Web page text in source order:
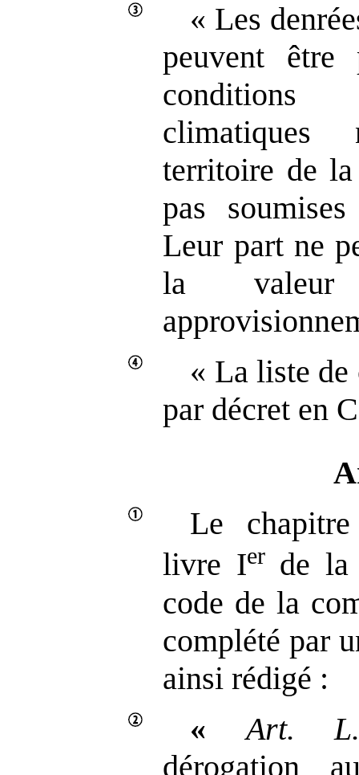
« Les
peuvent être
conditions
territoire de
pas
Leur part ne
la valeur
« La liste de
par décret en
Le
livre Ierde la
code de la
complété par
ainsi rédigé :
«
Art.
dérogation